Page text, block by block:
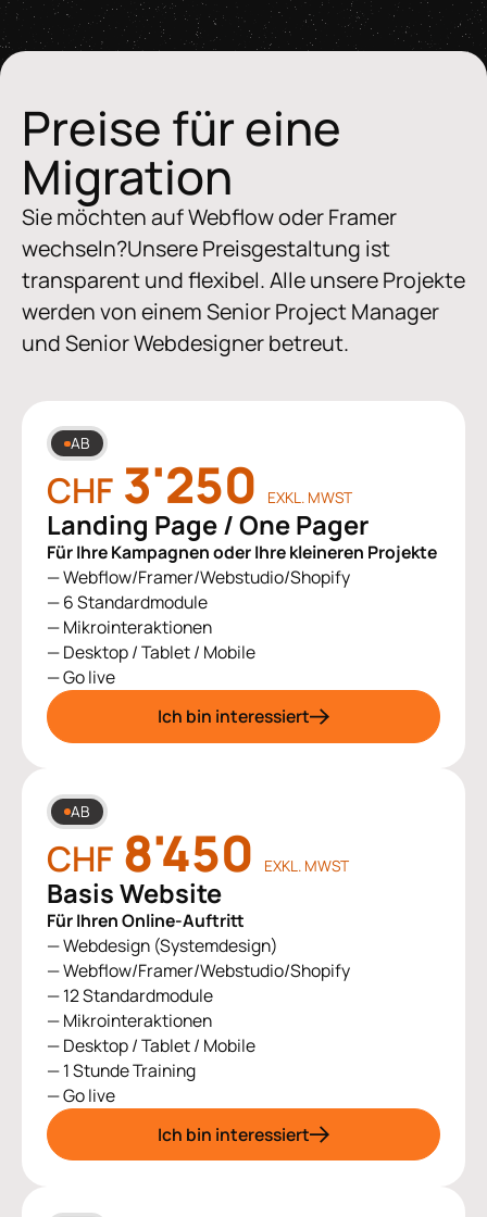
Preise für eine
Migration
Sie möchten auf Webflow oder Framer
wechseln?Unsere Preisgestaltung ist
transparent und flexibel. Alle unsere Projekte
werden von einem Senior Project Manager
und Senior Webdesigner betreut.
AB
CHF 3'250 EXKL. MWST
Landing Page / One Pager
Für Ihre Kampagnen oder Ihre kleineren Projekte
— Webflow/Framer/Webstudio/Shopify
— 6 Standardmodule
— Mikrointeraktionen
— Desktop / Tablet / Mobile
— Go live
Ich bin interessiert
AB
CHF 8'450 EXKL. MWST
Basis Website
Für Ihren Online-Auftritt
— Webdesign (Systemdesign)
— Webflow/Framer/Webstudio/Shopify
— 12 Standardmodule
— Mikrointeraktionen
— Desktop / Tablet / Mobile
— 1 Stunde Training
— Go live
Ich bin interessiert